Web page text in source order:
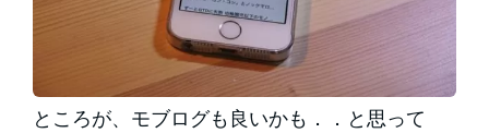
ところが、モブログも良いかも．．と思って